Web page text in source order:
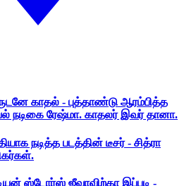
காதல் - புத்தாண்டு ஆரம்பித்த
நடிகை ரேஷ்மா. காதலர் இவர் தானா.
நடித்த படத்தின் டீசர் - சித்ரா
ஸ்டோர்ஸ் ஜீவாவிற்கா இப்படி -